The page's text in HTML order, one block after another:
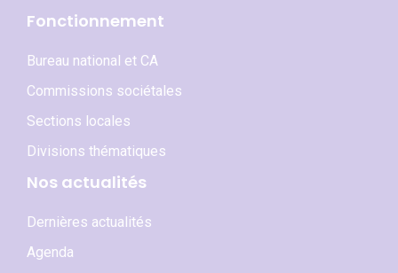
Fonctionnement
Bureau national et CA
Commissions sociétales
Sections locales
Divisions thématiques
Nos actualités
Dernières actualités
Agenda